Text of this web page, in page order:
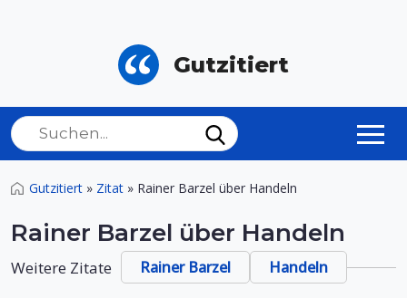
Gutzitiert
Gutzitiert » Zitat » Rainer Barzel über Handeln
Rainer Barzel über Handeln
Weitere Zitate Rainer Barzel Handeln